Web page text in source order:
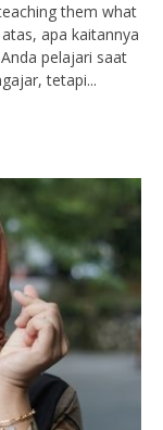
them what
apa kaitannya
pelajari saat
tetapi...